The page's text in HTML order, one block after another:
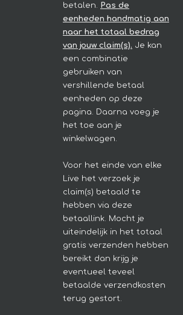
betalen.
Pas de
eenheden handmatig aan
naar het totaal bedrag
van jouw claim(s). Je kan
een combinatie
gebruiken van
vershillende betaal
eenheden op deze
pagina. Daarna voeg je
het toe aan je
winkelwagen.
Voor het einde van elke
Live het verzoek je
claim(s) betaald te
hebben via deze
betaallink. Mocht je
uiteindelijk in het totaal
gratis verzenden hebben
bereikt dan krijg je
eventueel teveel
betaalde verzendkosten
terug gestort.